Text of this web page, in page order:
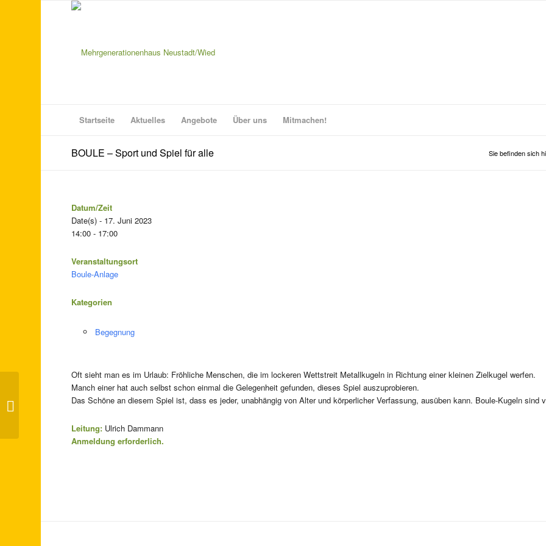
Startseite Aktuelles Angebote Über uns Mitmachen!
BOULE – Sport und Spiel für alle Sie befinden sich
Datum/Zeit
Date(s) - 17. Juni 2023
14:00 - 17:00
Veranstaltungsort
Boule-Anlage
Kategorien
Begegnung
Oft sieht man es im Urlaub: Fröhliche Menschen, die im lockeren Wettstreit Metallkugeln in Richtung einer kleinen Zielkugel werfen.
Manch einer hat auch selbst schon einmal die Gelegenheit gefunden, dieses Spiel auszuprobieren.
Das Schöne an diesem Spiel ist, dass es jeder, unabhängig von Alter und körperlicher Verfassung, ausüben kann. Boule-Kugeln sind
Leitung: Ulrich Dammann
Anmeldung erforderlich.
Lachtanz-Kaffee